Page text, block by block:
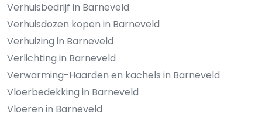
Verhuisbedrijf in Barneveld
Verhuisdozen kopen in Barneveld
Verhuizing in Barneveld
Verlichting in Barneveld
Verwarming-Haarden en kachels in Barneveld
Vloerbedekking in Barneveld
Vloeren in Barneveld